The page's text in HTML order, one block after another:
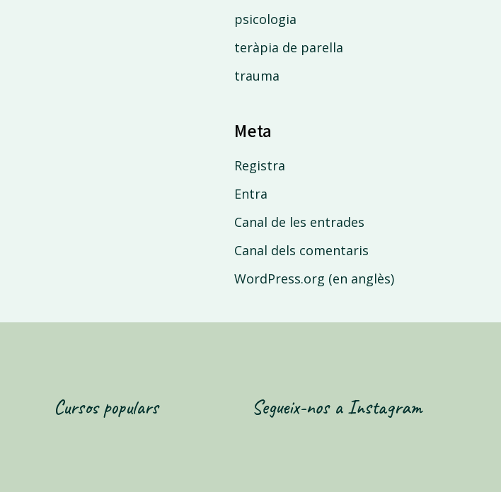
psicologia
teràpia de parella
trauma
Meta
Registra
Entra
Canal de les entrades
Canal dels comentaris
WordPress.org (en anglès)
Cursos populars Segueix-nos a Instagram